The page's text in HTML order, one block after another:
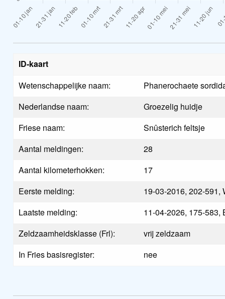
ID-kaart
Wetenschappelijke naam:
Phanerochaete
Nederlandse naam:
Groezelig huidje
Friese naam:
Snûsterich feltsje
Aantal meldingen:
28
Aantal kilometerhokken:
17
Eerste melding:
19-03-2016, 202-591,
Laatste melding:
11-04-2026, 175-583,
Zeldzaamheidsklasse (Frl):
vrij zeldzaam
In Fries basisregister:
nee